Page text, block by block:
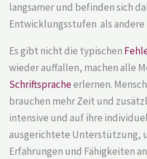
langsamer und befinden sich
Entwicklungsstufen als andere
Es gibt nicht die typischen
wieder auffallen, machen alle
Schriftspracheerlernen.
brauchen mehr Zeit und
intensive und auf ihre
ausgerichtete Unterstützung,
Erfahrungen und Fähigkeiten